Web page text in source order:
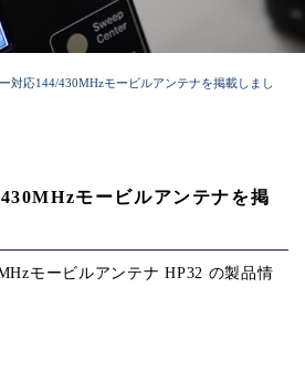
対応144/430MHzモービルアンテナを掲載しまし
モービルアンテナを掲
モービルアンテナ HP32 の製品情